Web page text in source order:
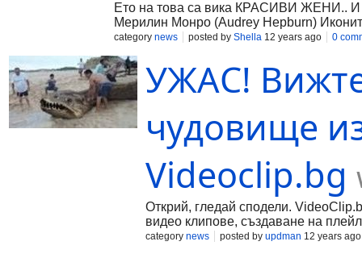
Ето на това са вика КРАСИВИ ЖЕНИ.. И
Мерилин Монро (Audrey Hepburn)
целувки. Вярвам, че мога да бъда
category news posted by Shella 12 years ago 0
УЖАС!
чудовище
Videoclip.bg
Открий, гледай сподели.
видео клипове, създаване на
category news posted by updman 12 years ago